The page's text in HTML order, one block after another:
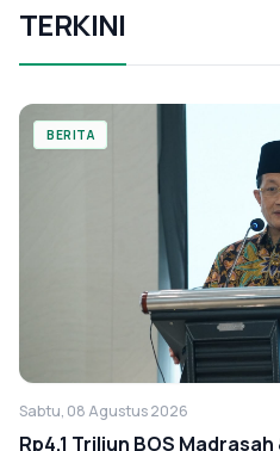
TERKINI
BERITA
Sabtu, 08 Agustus 2026
Rp4,1 Triliun BOS